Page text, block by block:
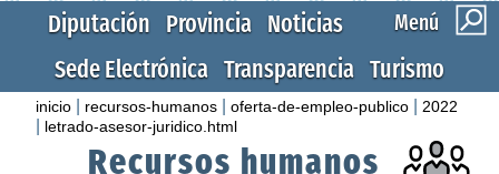
Menú
Diputación Provincia Noticias
Sede Electrónica Transparencia Turismo
inicio recursos-humanos |oferta-de-empleo-publico 2022
letrado-asesor-juridico.html
Recursos humanos